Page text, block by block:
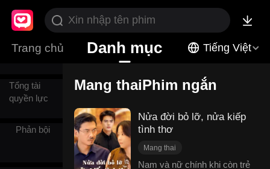
Trang chủ Danh mục Tiếng Việt
thượng
Người sói
Tổng tài
quyền lực
Phản bội
Mang thaiPhim ngắn
Nửa đời bỏ lỡ, nửa kiếp
tình thơ
Mang thai
Tình yêu tuổi già
Nam và nữ chính khi còn trẻ